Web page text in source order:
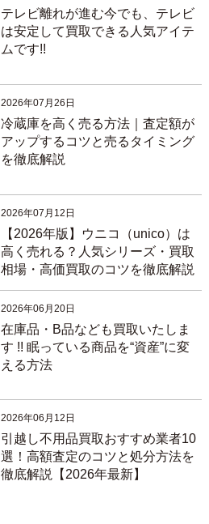
テレビ離れが進む今でも、テレビ
は安定して買取できる人気アイテ
ムです!!
2026年07月26日
冷蔵庫を高く売る方法｜査定額が
アップするコツと売るタイミング
を徹底解説
2026年07月12日
【2026年版】ウニコ（unico）は
高く売れる？人気シリーズ・買取
相場・高価買取のコツを徹底解説
2026年06月20日
在庫品・B品なども買取いたしま
す !! 眠っている商品を“資産”に変
える方法
2026年06月12日
引越し不用品買取おすすめ業者10
選！高額査定のコツと処分方法を
徹底解説【2026年最新】